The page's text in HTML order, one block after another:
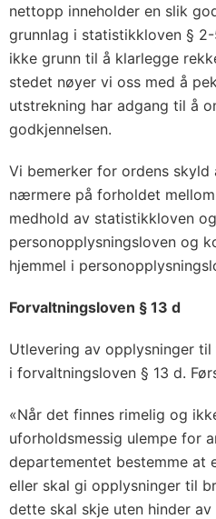
nettopp inneholder en slik
grunnlag i statistikkloven §
ikke grunn til å klarlegge
stedet nøyer vi oss med å
utstrekning har adgang til å
godkjennelsen.
Vi bemerker for ordens skyld
nærmere på forholdet
medhold av statistikkloven
personopplysningsloven og
hjemmel i
Forvaltningsloven § 13 d
Utlevering av opplysninger
i forvaltningsloven § 13 d.
«Når det finnes rimelig og
uforholdsmessig ulempe for
departementet bestemme at
eller skal gi opplysninger til
dette skal skje uten hinder